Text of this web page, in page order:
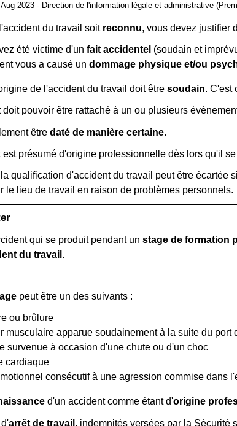
2023 - Direction de l'information légale et administrative
du travail soit reconnu, vous devez justifier
été victime d'un fait accidentel (soudain et
vous a causé un dommage physique et/ou
de l'accident du travail doit être soudain. C'est
doit pouvoir être rattaché à un ou plusieurs
être daté de manière certaine.
est présumé d'origine professionnelle dès lors qu'il
qualification d'accident du travail peut être
le lieu de travail en raison de problèmes personnels.
qui se produit pendant un stage de formation
du travail .
peut être un des suivants :
ou brûlure
musculaire apparue soudainement à la suite du port
survenue à occasion d'une chute ou d'un choc
cardiaque
consécutif à une agression commise dans
d'un accident comme étant d'origine
arrêt de travail , indemnités versées par la Sécurité